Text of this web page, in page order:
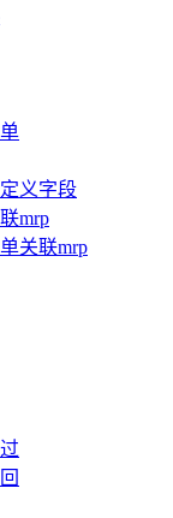
义字段
mrp
关联mrp